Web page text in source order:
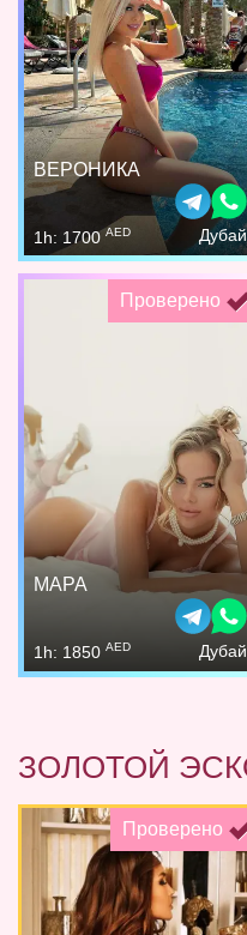
ВЕРОНИКА
1h: 1700 AED Дубай
Проверено
МАРА
1h: 1850 AED Дубай
ЗОЛОТОЙ
Проверено